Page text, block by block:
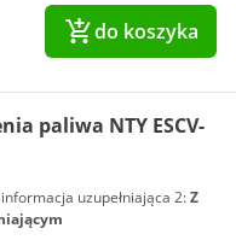
do koszyka
paliwa NTY ESCV-
uzupełniająca 2:Z